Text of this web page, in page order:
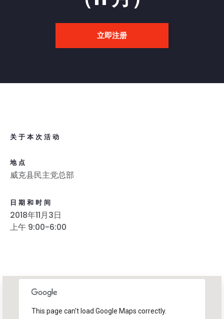
立即注册
关于本次活动
地点
威克县民主党总部
日期和时间
2018年11月3日
上午 9:00-6:00
This page can't load Google Maps correctly.